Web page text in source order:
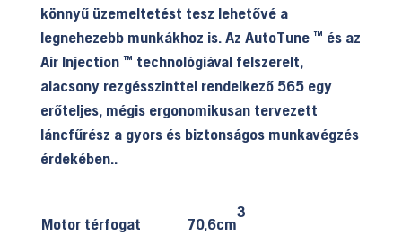
könnyű üzemeltetést tesz lehetővé a
legnehezebb munkákhoz is. Az AutoTune ™ és az
Air Injection ™ technológiával felszerelt,
alacsony rezgésszinttel rendelkező 565 egy
erőteljes, mégis ergonomikusan tervezett
láncfűrész a gyors és biztonságos munkavégzés
érdekében..
Motor térfogat 70,6cm
3